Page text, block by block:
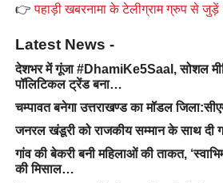
👉पहाड़ी खबरनामा के टेलीग्राम ग्रुप से जुड़ें
Latest News -
देशभर में गूंजा #DhamiKe5Saal, सोशल
पॉलिटिकल ट्रेंड बना…
चम्पावत बनेगा उत्तराखण्ड का मॉडल
जनरल खंडूरी को राजकीय सम्मान के साथ दी
गांव की बेकरी बनी महिलाओं की ताकत,
की मिसाल…